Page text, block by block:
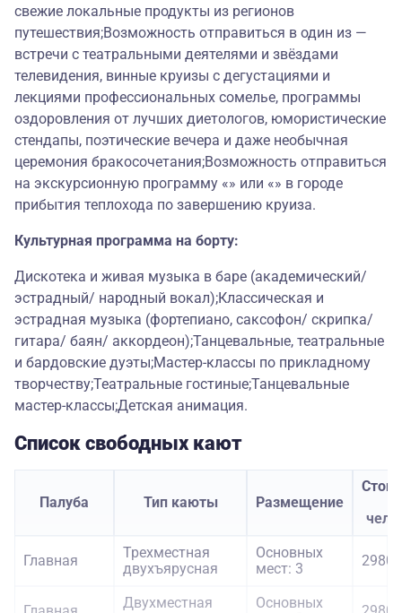
свежие локальные продукты из регионов
путешествия;Возможность отправиться в один из —
встречи с театральными деятелями и звёздами
телевидения, винные круизы с дегустациями и
лекциями профессиональных сомелье, программы
оздоровления от лучших диетологов, юмористические
стендапы, поэтические вечера и даже необычная
церемония бракосочетания;Возможность отправиться
на экскурсионную программу «» или «» в городе
прибытия теплохода по завершению круиза.
Культурная программа на борту:
Дискотека и живая музыка в баре (академический/
эстрадный/ народный вокал);Классическая и
эстрадная музыка (фортепиано, саксофон/ скрипка/
гитара/ баян/ аккордеон);Танцевальные, театральные
и бардовские дуэты;Мастер-классы по прикладному
творчеству;Театральные гостиные;Танцевальные
мастер-классы;Детская анимация.
Список свободных кают
Палуба Тип каюты Размещение
Главная
Трехместная
двухъярусная
Основных
мест: 3
Двухместная
Основных